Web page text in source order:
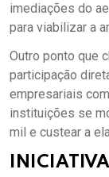
imediações do
para viabilizar a
Outro ponto que
participação
empresariais
instituições se
mil e custear a